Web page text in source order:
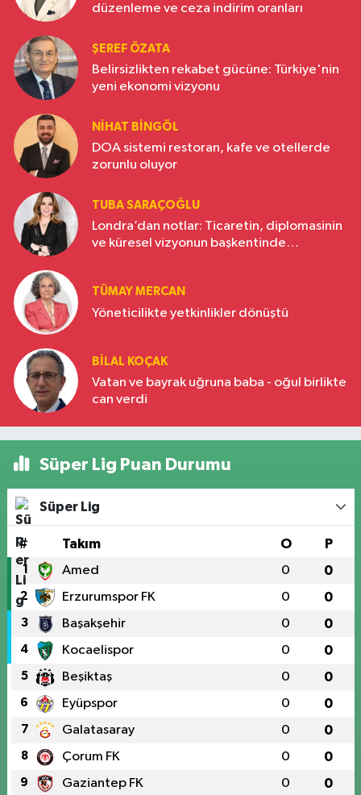
düzenleme ve ceza indirim oranları
ŞEREF ÖZATA
Belirsizlikten rekabet gücüne: Türkiye'nin
yeni ekonomi vizyonu
NIHAT BINGÖL
DOA sistemi restoran, kafe ve otellerde
zorunlu oluyor
TUBA SARAÇOĞLU
Londra’dan notlar: Ticaretin, diplomasinin
ve küresel vizyonun başkentinde
TÜMAY MERCAN
Yöneticilikte yetkinlikler dönüştü
BILAL KOÇAK
Vatan ve bayrak uğruna baba - oğul birlikte
can verdi
Süper Lig Puan Durumu
Süper Lig
# Takım O P
1 Amed 0 0
2 Erzurumspor FK 0 0
3 Başakşehir 0 0
4 Kocaelispor 0 0
5 Beşiktaş 0 0
6 Eyüpspor 0 0
7 Galatasaray 0 0
8 Çorum FK 0 0
9 Gaziantep FK 0 0